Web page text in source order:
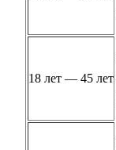
18 лет — 45 лет